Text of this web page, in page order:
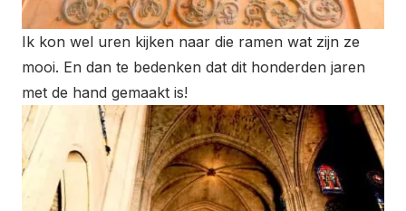
Ik kon wel uren kijken naar die ramen wat zijn ze
mooi. En dan te bedenken dat dit honderden jaren
met de hand gemaakt is!